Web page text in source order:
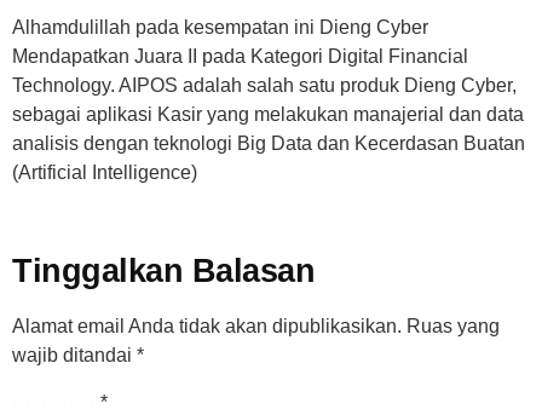
Alhamdulillah pada kesempatan ini Dieng Cyber
Mendapatkan Juara II pada Kategori Digital Financial
Technology. AIPOS adalah salah satu produk Dieng Cyber,
sebagai aplikasi Kasir yang melakukan manajerial dan data
analisis dengan teknologi Big Data dan Kecerdasan Buatan
(Artificial Intelligence)
Tinggalkan Balasan
Alamat email Anda tidak akan dipublikasikan. Ruas yang
wajib ditandai *
*